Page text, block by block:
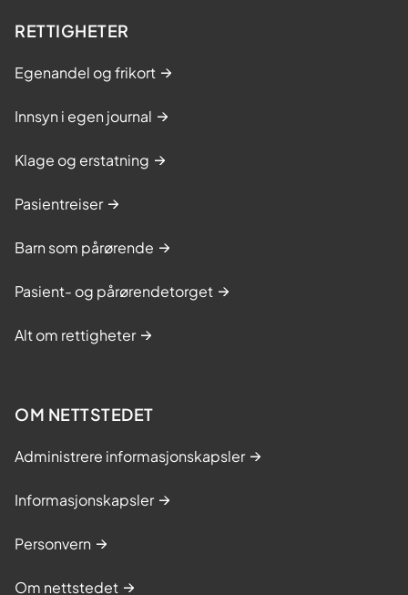
RETTIGHETER
Egenandel og frikort
Innsyn i egen journal
Klage og erstatning
Pasientreiser
Barn som pårørende
Pasient- og pårørendetorget
Alt om rettigheter
OM NETTSTEDET
Administrere informasjonskapsler
Informasjonskapsler
Personvern
Om nettstedet